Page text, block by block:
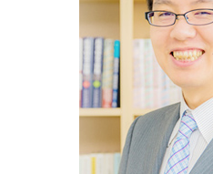
コンプライアンス 意味
顧問弁護士 費用
国際法務
顧問弁護士 メリット
企業法務とは 弁護士
契約 法務
佐倉市 債務整理 弁護士
佐倉市 不動産 弁護士
印西市 企業法務 弁護士
香取市 企業法務 弁護士
成田市 相続 弁護士
印西市 離婚 弁護士